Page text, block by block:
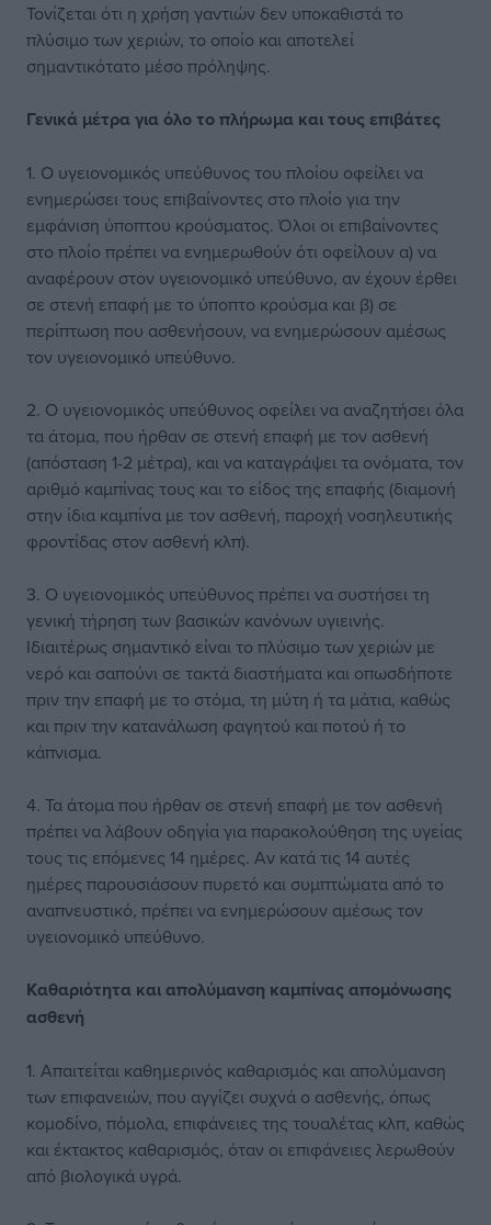
Τονίζεται ότι η χρήση γαντιών δεν υποκαθιστά το
πλύσιμο των χεριών, το οποίο και αποτελεί
σημαντικότατο μέσο πρόληψης.
Γενικά μέτρα για όλο το πλήρωμα και τους επιβάτες
1. Ο υγειονομικός υπεύθυνος του πλοίου οφείλει να
ενημερώσει τους επιβαίνοντες στο πλοίο για την
εμφάνιση ύποπτου κρούσματος. Όλοι οι επιβαίνοντες
στο πλοίο πρέπει να ενημερωθούν ότι οφείλουν α) να
αναφέρουν στον υγειονομικό υπεύθυνο, αν έχουν έρθει
σε στενή επαφή με το ύποπτο κρούσμα και β) σε
περίπτωση που ασθενήσουν, να ενημερώσουν αμέσως
τον υγειονομικό υπεύθυνο.
2. Ο υγειονομικός υπεύθυνος οφείλει να αναζητήσει όλα
τα άτομα, που ήρθαν σε στενή επαφή με τον ασθενή
(απόσταση 1-2 μέτρα), και να καταγράψει τα ονόματα, τον
αριθμό καμπίνας τους και το είδος της επαφής (διαμονή
στην ίδια καμπίνα με τον ασθενή, παροχή νοσηλευτικής
φροντίδας στον ασθενή κλπ).
3. Ο υγειονομικός υπεύθυνος πρέπει να συστήσει τη
γενική τήρηση των βασικών κανόνων υγιεινής.
Ιδιαιτέρως σημαντικό είναι το πλύσιμο των χεριών με
νερό και σαπούνι σε τακτά διαστήματα και οπωσδήποτε
πριν την επαφή με το στόμα, τη μύτη ή τα μάτια, καθώς
και πριν την κατανάλωση φαγητού και ποτού ή το
κάπνισμα.
4. Τα άτομα που ήρθαν σε στενή επαφή με τον ασθενή
πρέπει να λάβουν οδηγία για παρακολούθηση της υγείας
τους τις επόμενες 14 ημέρες. Αν κατά τις 14 αυτές
ημέρες παρουσιάσουν πυρετό και συμπτώματα από το
αναπνευστικό, πρέπει να ενημερώσουν αμέσως τον
υγειονομικό υπεύθυνο.
Καθαριότητα και απολύμανση καμπίνας απομόνωσης
ασθενή
1. Απαιτείται καθημερινός καθαρισμός και απολύμανση
των επιφανειών, που αγγίζει συχνά ο ασθενής, όπως
κομοδίνο, πόμολα, επιφάνειες της τουαλέτας κλπ, καθώς
και έκτακτος καθαρισμός, όταν οι επιφάνειες λερωθούν
από βιολογικά υγρά.